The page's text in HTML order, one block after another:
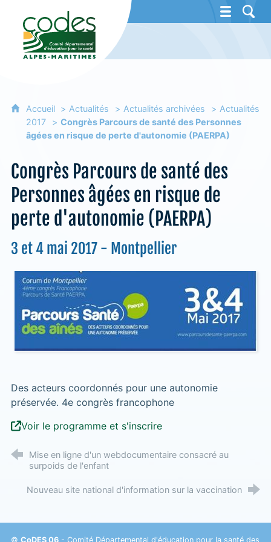
CoDES 06 - Comité départemental
Accueil Actualités Actualités archivées
Actualités
2017
Congrès Parcours de santé des Personnes
âgées en risque de perte d'autonomie (PAERPA)
Congrès Parcours de santé des
Personnes âgées en risque de
perte d'autonomie (PAERPA)
3 et 4 mai 2017 - Montpellier
Des acteurs coordonnés pour une autonomie
préservée. 4e congrès francophone
Voir le programme et s'inscrire
Mise en ligne d'un webdocumentaire consacré au
surpoids de l'enfant
Nouveau site national d'information sur la vaccination
© CoDES 06- Comité Départemental d'éducation pour la santé des